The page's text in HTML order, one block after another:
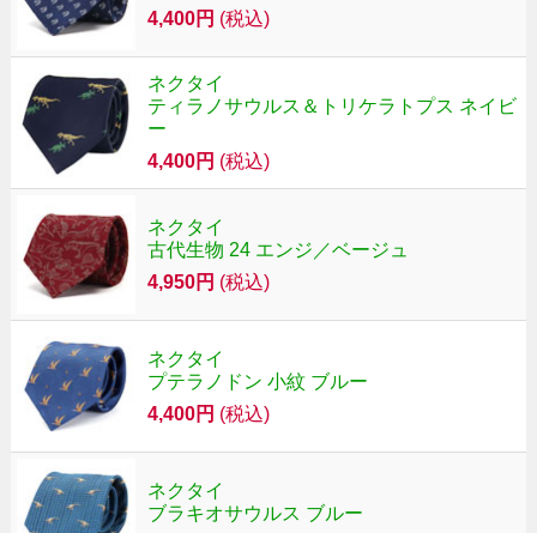
4,400円 (税込)
ネクタイ
ティラノサウルス＆トリケラトプス ネイビ
ー
4,400円 (税込)
ネクタイ
古代生物 24 エンジ／ベージュ
4,950円 (税込)
ネクタイ
プテラノドン 小紋 ブルー
4,400円 (税込)
ネクタイ
ブラキオサウルス ブルー